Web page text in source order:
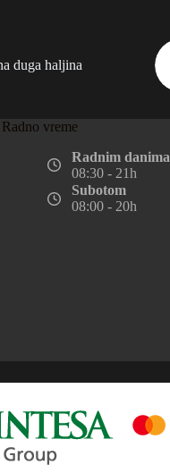
duga haljina
Radno vreme
Radnim danima
08:30 - 21h
Subotom
08:00 - 20h